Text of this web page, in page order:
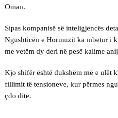
Oman.
Sipas kompanisë së inteligjencës
Ngushticën e Hormuzit ka mbetur i
me vetëm dy deri në pesë kalime
Kjo shifër është dukshëm më e ulët
fillimit të tensioneve, kur përmes
çdo ditë.